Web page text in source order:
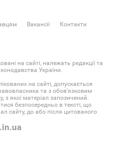
Вакансії
Контакти
на сайті, належать редакції та
України.
на сайті, допускається
та з обов'язковим
з якої матеріал запозичений.
безпосередньо в тексті, що
сайту, до або після цитованого